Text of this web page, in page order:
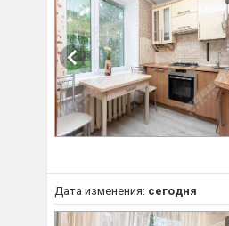
Дата изменения: сегодня